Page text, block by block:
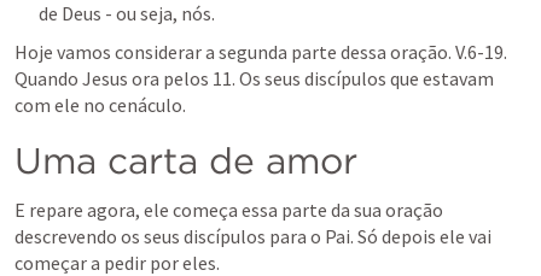
de Deus - ou seja, nós.
Hoje vamos considerar a segunda parte dessa oração. V.6-19.
Quando Jesus ora pelos 11. Os seus discípulos que estavam
com ele no cenáculo.
Uma carta de amor
E repare agora, ele começa essa parte da sua oração
descrevendo os seus discípulos para o Pai. Só depois ele vai
começar a pedir por eles.